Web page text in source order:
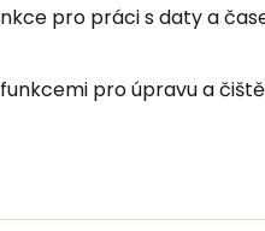
– souhrnů
pro práci s daty a
pro úpravu a čištění